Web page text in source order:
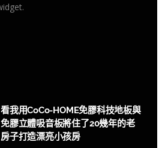
看我用CoCo-HOME免膠科技地板與
免膠立體吸音板將住了20幾年的老
房子打造漂亮小孩房